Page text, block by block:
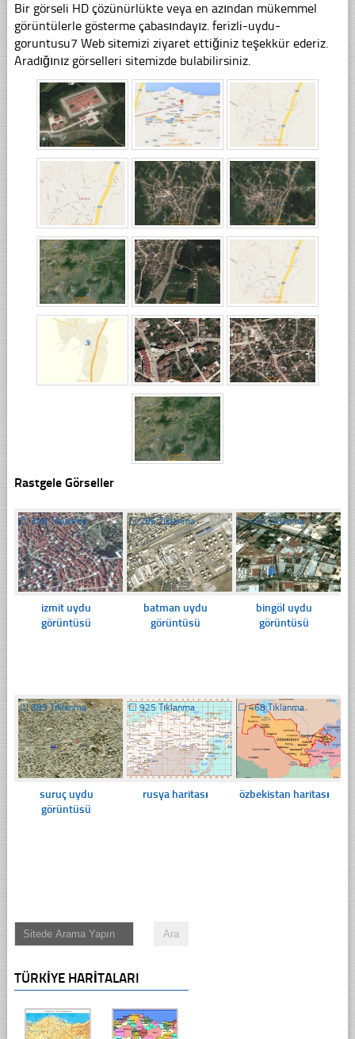
Bir görseli HD çözünürlükte veya en azından mükemmel
görüntülerle gösterme çabasındayız. ferizli-uydu-
goruntusu7 Web sitemizi ziyaret ettiğiniz teşekkür ederiz.
Aradığınız görselleri sitemizde bulabilirsiniz.
Rastgele Görseller
☐398 Tıklanma
izmit uydu
görüntüsü
☐286 Tıklanma
batman uydu
görüntüsü
☐450 Tıklanma
bingöl uydu
görüntüsü
☐383 Tıklanma
suruç uydu
görüntüsü
☐925 Tıklanma
rusya haritası
☐468 Tıklanma
özbekistan haritası
TÜRKIYE HARITALARI